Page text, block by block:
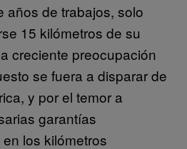
años de trabajos, solo
15 kilómetros de su
creciente preocupación
se fuera a disparar de
y por el temor a
garantías
los kilómetros